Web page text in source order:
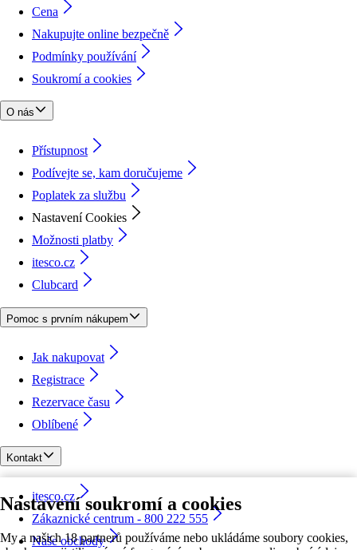
Nastavení soukromí a cookies
My a našich 18 partnerů používáme nebo ukládáme soubory cookies,
Cena
Nakupujte online bezpečně
Podmínky používání
Soukromí a cookies
O nás
Přístupnost
Podívejte se, kam doručujeme
Poplatek za službu
Nastavení Cookies
Možnosti platby
itesco.cz
Clubcard
Pomoc s prvním nákupem
Jak nakupovat
Registrace
Rezervace času
Oblíbené
Kontakt
itesco.cz
Zákaznické centrum - 800 222 555
Naše obchody